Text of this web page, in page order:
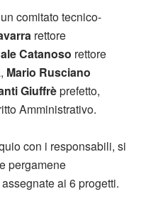
comitato tecnico-
rettore
Catanoso rettore
Mario Rusciano
Giuffrèprefetto,
Amministrativo.
con i responsabili, si
pergamene
ai 6 progetti.